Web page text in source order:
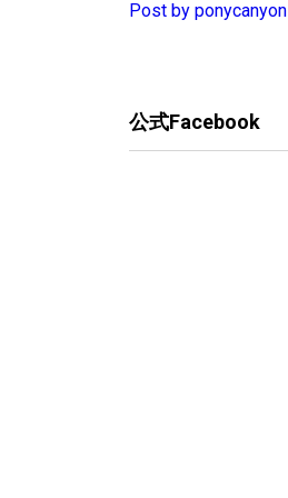
Post by ponycanyon
公式Facebook